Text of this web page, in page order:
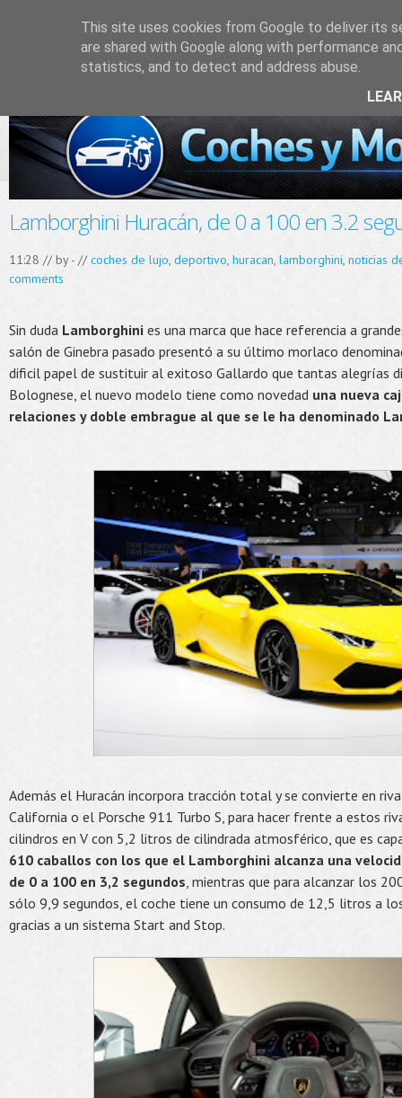
Lamborghini Huracán, de 0 a 100 en 3.2
11:28 // by- //coches de lujo, deportivo, huracan, lamborghini, noticias
comments
Sin duda Lamborghini es una marca que hace referencia a
salón de Ginebra pasado presentó a su último morlaco
dificil papel de sustituir al exitoso Gallardo que tantas alegrías
Bolognese, el nuevo modelo tiene como novedad una nueva
relaciones y doble embrague al que se le ha denominado
Además el Huracán incorpora tracción total y se convierte en
California o el Porsche 911 Turbo S, para hacer frente a estos
cilindros en V con 5,2 litros de cilindrada atmosférico, que es
610 caballos con los que el Lamborghini alcanza una
de 0 a 100 en 3,2 segundos, mientras que para alcanzar los
sólo 9,9 segundos, el coche tiene un consumo de 12,5 litros a
gracias a un sistema Start and Stop.
This site uses cookies from Google to deliver its
are shared with Google along with performance
statistics, and to detect and address abuse.